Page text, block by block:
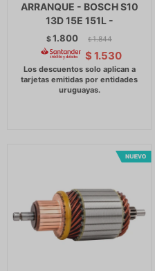
ARRANQUE - BOSCH S10
13D 15E 151L -
$1.800 $ 1.844
$ 1.530